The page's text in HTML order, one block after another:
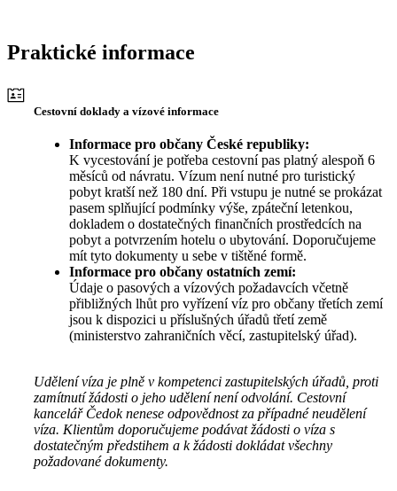
Praktické informace
Cestovní doklady a vízové informace
Informace pro občany České republiky:
K vycestování je potřeba cestovní pas platný alespoň 6
měsíců od návratu. Vízum není nutné pro turistický
pobyt kratší než 180 dní. Při vstupu je nutné se prokázat
pasem splňující podmínky výše, zpáteční letenkou,
dokladem o dostatečných finančních prostředcích na
pobyt a potvrzením hotelu o ubytování. Doporučujeme
mít tyto dokumenty u sebe v tištěné formě.
Informace pro občany ostatních zemí:
Údaje o pasových a vízových požadavcích včetně
přibližných lhůt pro vyřízení víz pro občany třetích zemí
jsou k dispozici u příslušných úřadů třetí země
(ministerstvo zahraničních věcí, zastupitelský úřad).
Udělení víza je plně v kompetenci zastupitelských úřadů, proti
zamítnutí žádosti o jeho udělení není odvolání. Cestovní
kancelář Čedok nenese odpovědnost za případné neudělení
víza. Klientům doporučujeme podávat žádosti o víza s
dostatečným předstihem a k žádosti dokládat všechny
požadované dokumenty.